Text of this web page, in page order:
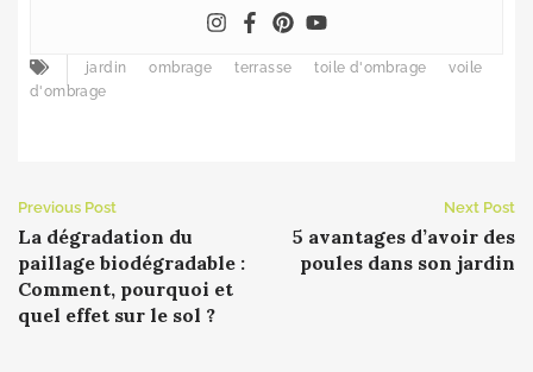
jardin ombrage terrasse toile d'ombrage
voile
d'ombrage
Previous Post
La dégradation du
paillage biodégradable :
Comment, pourquoi et
quel effet sur le sol ?
Next Post
5 avantages d’avoir des
poules dans son jardin